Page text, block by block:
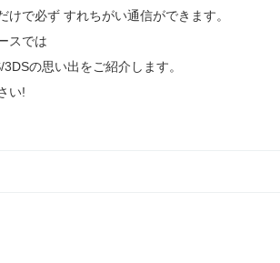
けで必ず すれちがい通信ができます。
スでは
の思い出をご紹介します。
い!